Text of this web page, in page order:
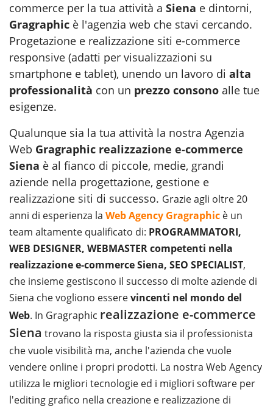
commerce per la tua attività a Siena e dintorni,
Gragraphic è l'agenzia web che stavi cercando.
Progetazione e realizzazione siti e-commerce
responsive (adatti per visualizzazioni su
smartphone e tablet), unendo un lavoro di alta
professionalità con un prezzo consono alle tue
esigenze.
Qualunque sia la tua attività la nostra Agenzia
Web Gragraphic realizzazione e-commerce
Siena è al fianco di piccole, medie, grandi
aziende nella progettazione, gestione e
realizzazione siti di successo. Grazie agli oltre 20
anni di esperienza la Web Agency Gragraphic è un
team altamente qualificato di: PROGRAMMATORI,
WEB DESIGNER, WEBMASTER competenti nella
realizzazione e-commerce Siena, SEO SPECIALIST,
che insieme gestiscono il successo di molte aziende di
Siena che vogliono esserevincenti nel mondo del
Web. In Gragraphic realizzazione e-commerce
Siena trovano la risposta giusta sia il professionista
che vuole visibilità ma, anche l'azienda che vuole
vendere online i propri prodotti. La nostra Web Agency
utilizza le migliori tecnologie ed i migliori software per
l'editing grafico nella creazione e realizzazione di